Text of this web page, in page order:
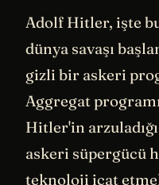
Adolf Hitler, işte
dünya savaşı
gizli bir askeri
Aggregat
Hitler'in
askeri süpergücü
teknoloji icat